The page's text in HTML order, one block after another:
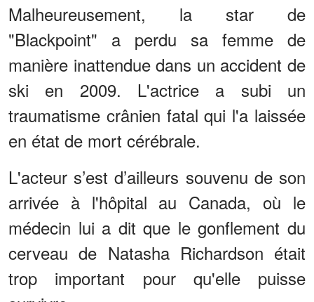
Malheureusement, la star de
"Blackpoint" a perdu sa femme de
manière inattendue dans un accident de
ski en 2009. L'actrice a subi un
traumatisme crânien fatal qui l'a laissée
en état de mort cérébrale.
L'acteur s’est d’ailleurs souvenu de son
arrivée à l'hôpital au Canada, où le
médecin lui a dit que le gonflement du
cerveau de Natasha Richardson était
trop important pour qu'elle puisse